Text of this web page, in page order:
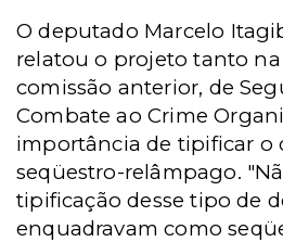
O deputado Marcelo
relatou o projeto tanto na
comissão anterior, de
Combate ao Crime
importância de tipificar o
seqüestro-relâmpago.
tipificação desse tipo de
enquadravam como